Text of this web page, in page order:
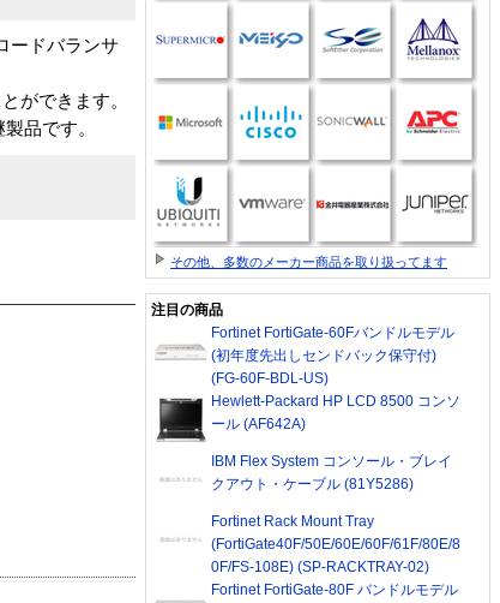
ードバランサ
ができます。
品です。
その他、多数のメーカー商品を取り扱ってます
注目の商品
Fortinet FortiGate-60Fバンドルモデル
(初年度先出しセンドバック保守付)
(FG-60F-BDL-US)
Hewlett-Packard HP LCD 8500 コンソ
ール (AF642A)
IBM Flex System コンソール・ブレイ
クアウト・ケーブル (81Y5286)
Fortinet Rack Mount Tray
(FortiGate40F/50E/60E/60F/61F/80E/8
0F/FS-108E) (SP-RACKTRAY-02)
Fortinet FortiGate-80F バンドルモデル